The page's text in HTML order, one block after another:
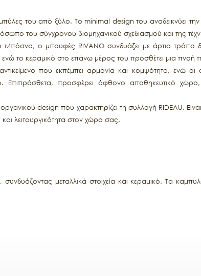
του από ξύλο. Το minimal design του αναδεικνύει
του σύγχρονου βιομηχανικού σχεδιασμού και της
Μπόσνα, ο μπουφές RIVANO συνδυάζει με άρτιο τρόπο
ενώ το κεραμικό στο επάνω μέρος του προσθέτει μια πνοή
που εκπέμπει αρμονία και κομψότητα, ενώ οι
Επιπρόσθετα, προσφέρει άφθονο αποθηκευτικό
design που χαρακτηρίζει τη συλλογή RIDEAU.
λειτουργικότητα στον χώρο σας.
μεταλλικά στοιχεία και κεραμικό. Τα